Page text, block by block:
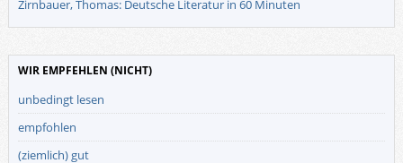
Zirnbauer, Thomas: Deutsche Literatur in 60 Minuten
WIR EMPFEHLEN (NICHT)
unbedingt lesen
empfohlen
(ziemlich) gut